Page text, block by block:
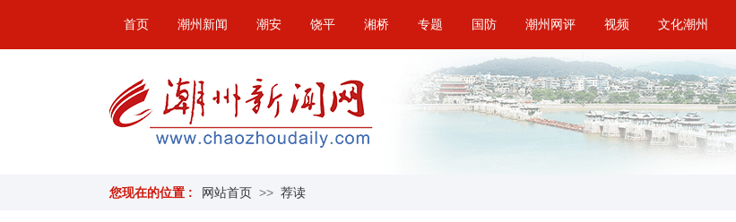
首页 潮州新闻 潮安 饶平 湘桥 专题 国防 潮州网评 视频 文化潮州
您现在的位置 : 网站首页 >> 荐读